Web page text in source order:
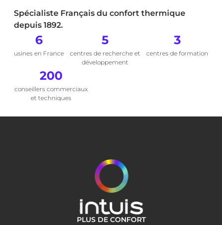
Spécialiste Français du confort thermique
depuis 1892.
6
usines en France
5
centres de recherche et
développement
3
centres de formation
200
conseillers commerciaux
et techniques
PLUS DE CONFORT